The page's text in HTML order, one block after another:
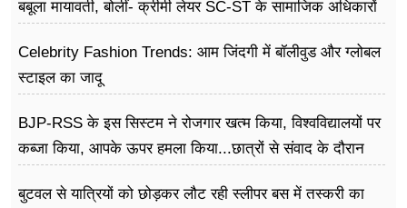
बबूला मायावती, बोलीं- क्रीमी लेयर SC-ST के सामाजिक अधिकारों
Celebrity Fashion Trends: आम जिंदगी में बॉलीवुड और ग्लोबल
स्टाइल का जादू
BJP-RSS के इस सिस्टम ने रोजगार खत्म किया, विश्वविद्यालयों पर
कब्जा किया, आपके ऊपर हमला किया...छात्रों से संवाद के दौरान
बुटवल से यात्रियों को छोड़कर लौट रही स्लीपर बस में तस्करी का